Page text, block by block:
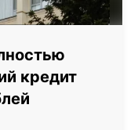
кредит